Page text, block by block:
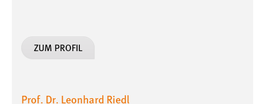
ZUM PROFIL
Prof. Dr. Leonhard Riedl